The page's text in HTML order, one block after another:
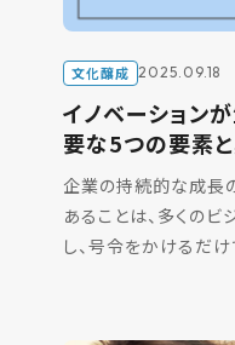
文化醸成 2025.09.18
イノベーション
要な5つの要素
企業の持続的な成長
あることは、多くのビ
し、号令をかけるだ